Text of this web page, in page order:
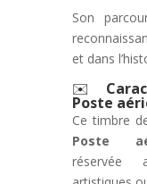
Son
et dans
✉️
Poste
Ce timbre
Poste
réservée